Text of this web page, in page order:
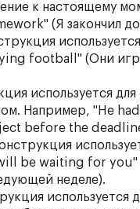
к настоящему
(Я закончил
football" (Они
используется
Например, "He
before the
be waiting for
неделе).
используется